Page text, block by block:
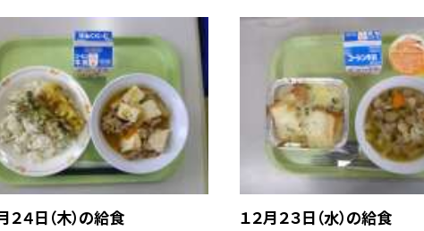
２４日（木）の給食 １２月２３日（水）の給食